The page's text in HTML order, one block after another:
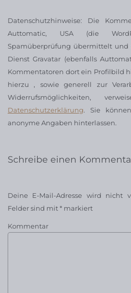
Datenschutzhinweise: Die
Auttomatic, USA (die
Spamüberprüfung übermittelt und
Dienst Gravatar (ebenfalls
Kommentatoren dort ein Profilbild
hierzu , sowie generell zur
Widerrufsmöglichkeiten,
Datenschutzerklärung. Sie
anonyme Angaben hinterlassen.
Schreibe einen
Deine E-Mail-Adresse wird nicht
Felder sind mit* markiert
Kommentar